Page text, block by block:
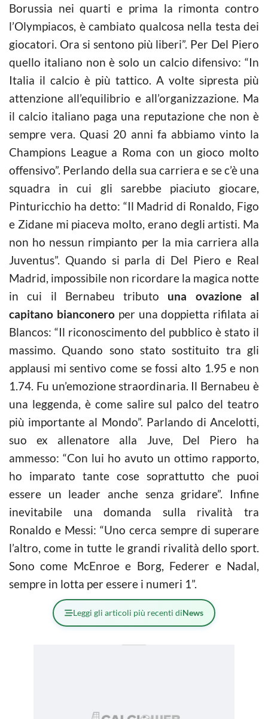
Borussia nei quarti e prima la rimonta contro
l’Olympiacos, è cambiato qualcosa nella testa dei
giocatori. Ora si sentono più liberi”. Per Del Piero
quello italiano non è solo un calcio difensivo: “In
Italia il calcio è più tattico. A volte sipresta più
attenzione all’equilibrio e all’organizzazione. Ma
il calcio italiano paga una reputazione che non è
sempre vera. Quasi 20 anni fa abbiamo vinto la
Champions League a Roma con un gioco molto
offensivo”. Perlando della sua carriera e se c’è una
squadra in cui gli sarebbe piaciuto giocare,
Pinturicchio ha detto: “Il Madrid di Ronaldo, Figo
e Zidane mi piaceva molto, erano degli artisti. Ma
non ho nessun rimpianto per la mia carriera alla
Juventus”. Quando si parla di Del Piero e Real
Madrid, impossibile non ricordare la magica notte
in cui il Bernabeu tributo una ovazione al
capitano bianconeroper una doppietta rifilata ai
Blancos: “Il riconoscimento del pubblico è stato il
massimo. Quando sono stato sostituito tra gli
applausi mi sentivo come se fossi alto 1.95 e non
1.74. Fu un’emozione straordinaria. Il Bernabeu è
una leggenda, è come salire sul palco del teatro
più importante al Mondo”. Parlando di Ancelotti,
suo ex allenatore alla Juve, Del Piero ha
ammesso: “Con lui ho avuto un ottimo rapporto,
ho imparato tante cose soprattutto che puoi
essere un leader anche senza gridare”. Infine
inevitabile una domanda sulla rivalità tra
Ronaldo e Messi: “Uno cerca sempre di superare
l’altro, come in tutte le grandi rivalità dello sport.
Sono come McEnroe e Borg, Federer e Nadal,
sempre in lotta per essere i numeri 1”.
Leggi gli articoli più recenti diNews